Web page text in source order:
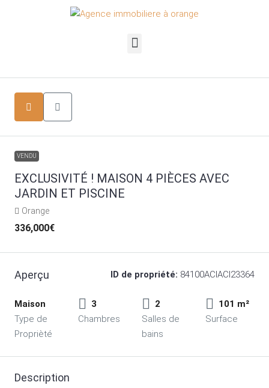
VENDU
EXCLUSIVITÉ ! MAISON 4 PIÈCES AVEC
JARDIN ET PISCINE
Orange
336,000€
Aperçu ID de propriété: 84100ACIACI23364
Maison
Type de
Proprièté
3
Chambres
2
Salles de
bains
101 m²
Surface
Description